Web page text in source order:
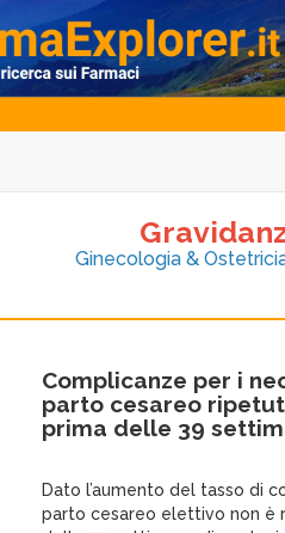
Ginecologia &
Complicanze per i
parto cesareo
prima delle 39
Dato l’aumento del tasso di
parto cesareo elettivo non è